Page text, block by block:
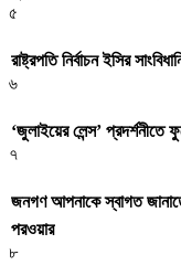
৫
রাষ্ট্রপতি নির্বাচন ইসির
৬
‘জুলাইয়ের লেন্স’
৭
জনগণ আপনাকে স্বাগত
পরওয়ার
৮